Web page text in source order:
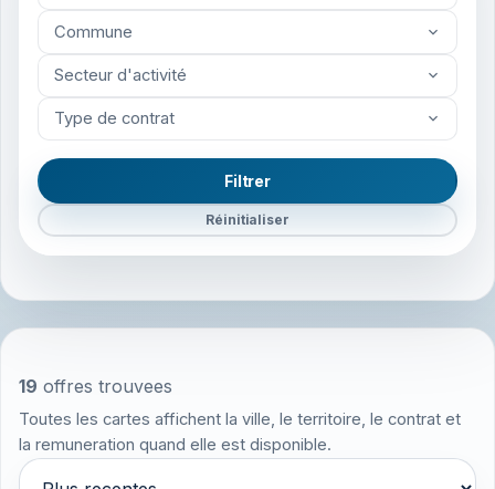
Commune
Secteur d'activité
Type de contrat
Filtrer
Réinitialiser
19 offres trouvees
Toutes les cartes affichent la ville, le territoire, le contrat et
la remuneration quand elle est disponible.
Trier par